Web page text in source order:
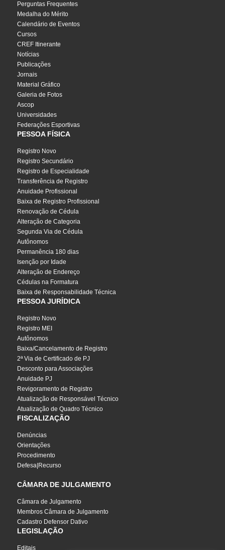
Perguntas Frequentes
Medalha do Mérito
Calendário de Eventos
Cursos
CREF Itinerante
Notícias
Publicações
Jornais
Material Gráfico
Galeria de Fotos
Ascop
Universidades
Federações Esportivas
PESSOA FÍSICA
Registro Novo
Registro Secundário
Registro de Especialidade
Transferência de Registro
Anuidade Profissional
Baixa de Registro Profissional
Renovação de Cédula
Alteração de Categoria
Segunda Via de Cédula
Autônomos
Permanência 180 dias
Isenção por Idade
Alteração de Endereço
Cédulas na Formatura
Baixa de Responsabilidade Técnica
PESSOA JURÍDICA
Registro Novo
Registro MEI
Autônomos
Baixa/Cancelamento de Registro
2ª Via de Certificado de PJ
Desconto para Associações
Anuidade PJ
Revigoramento de Registro
Atualização de Responsável Técnico
Atualização de Quadro Técnico
FISCALIZAÇÃO
Denúncias
Orientações
Procedimento
Defesa|Recurso
CÂMARA DE JULGAMENTO
Câmara de Julgamento
Membros Câmara de Julgamento
Cadastro Defensor Dativo
LEGISLAÇÃO
Editais